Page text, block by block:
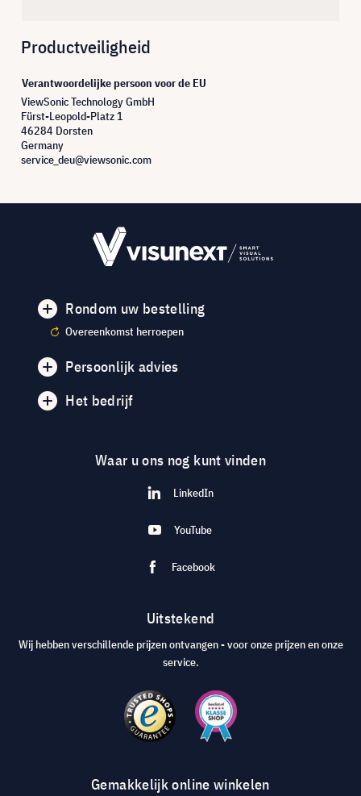
Productveiligheid
Verantwoordelijke persoon voor de EU
ViewSonic Technology GmbH
Fürst-Leopold-Platz 1
46284 Dorsten
Germany
service_deu@viewsonic.com
Rondom uw bestelling
Overeenkomst herroepen
Persoonlijk advies
Het bedrijf
Waar u ons nog kunt vinden
LinkedIn
YouTube
Facebook
Uitstekend
Wij hebben verschillende prijzen ontvangen - voor onze prijzen en onze
service.
Gemakkelijk online winkelen